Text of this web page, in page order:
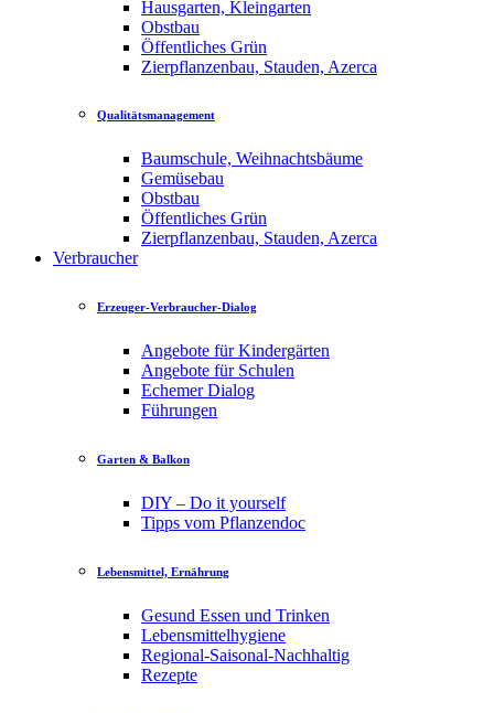
Hausgarten, Kleingarten
Obstbau
Öffentliches Grün
Zierpflanzenbau, Stauden, Azerca
Qualitätsmanagement
Baumschule, Weihnachtsbäume
Gemüsebau
Obstbau
Öffentliches Grün
Zierpflanzenbau, Stauden, Azerca
Verbraucher
Erzeuger-Verbraucher-Dialog
Angebote für Kindergärten
Angebote für Schulen
Echemer Dialog
Führungen
Garten & Balkon
DIY – Do it yourself
Tipps vom Pflanzendoc
Lebensmittel, Ernährung
Gesund Essen und Trinken
Lebensmittelhygiene
Regional-Saisonal-Nachhaltig
Rezepte